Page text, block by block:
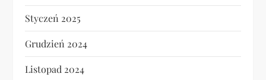
Styczeń 2025
Grudzień 2024
Listopad 2024